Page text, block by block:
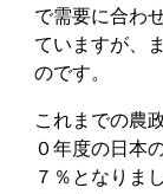
で需要に合わ
ていますが、
のです。
これまでの農
０年度の日本
７％となりま